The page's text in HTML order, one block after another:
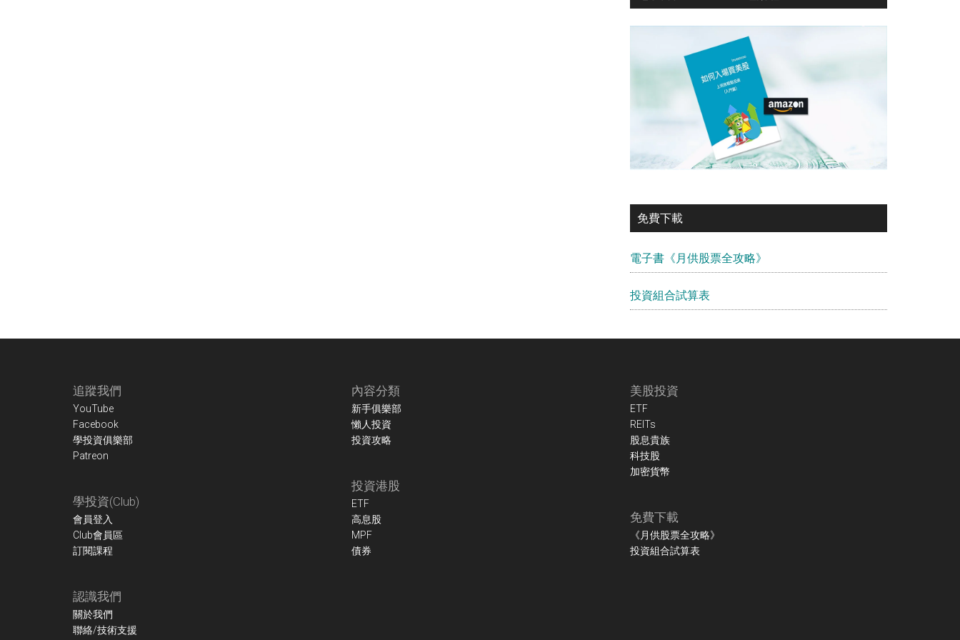
免費下載
電子書《月供股票全攻略》
投資組合試算表
追蹤我們
YouTube
Facebook
學投資俱樂部
Patreon
學投資(Club)
會員登入
Club會員區
訂閱課程
認識我們
關於我們
聯絡/技術支援
內容分類
新手俱樂部
懶人投資
投資攻略
投資港股
ETF
高息股
MPF
債券
美股投資
ETF
REITs
股息貴族
科技股
加密貨幣
免費下載
《月供股票全攻略》
投資組合試算表